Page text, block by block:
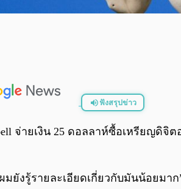
ฟังสรุปข่าว
จ่ายเงิน 25 ดอลลาห์ซื้อเหรียญดิ
ยังรู้รายละเอียดเกี่ยวกับมันน้อยมาก